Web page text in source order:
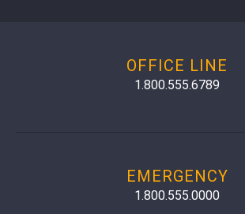
OFFICE LINE
1.800.555.6789
EMERGENCY
1.800.555.0000